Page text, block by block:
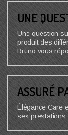
UNE
Une question
produit des
Bruno vous
ASSURÉ
Élégance Care
ses prestations.